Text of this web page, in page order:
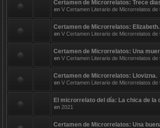
Certamen de Microrrelatos: Trece
en V Certamen Literario de Microrrelatos de
Certamen de Microrrelatos: Elizabeth.
en V Certamen Literario de Microrrelatos de
Certamen de Microrrelatos: Una
en V Certamen Literario de Microrrelatos de
Certamen de Microrrelatos: Llovizna.
en V Certamen Literario de Microrrelatos de
El microrrelato del día: La chica de la
en 2021
Certamen de Microrrelatos: Una